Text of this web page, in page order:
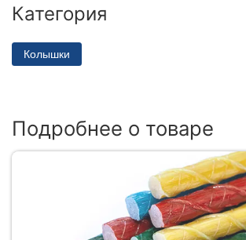
Категория
Колышки
Подробнее о товаре